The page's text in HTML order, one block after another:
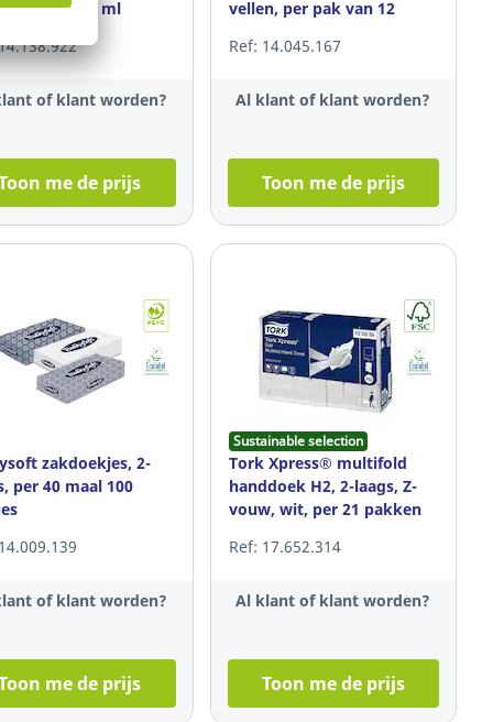
500 ml
of klant worden?
me de prijs
vellen, per pak van 12
Ref: 14.045.167
Al klant of klant worden?
Toon me de prijs
zakdoekjes, 2-
per 40 maal 100
of klant worden?
me de prijs
Sustainable selection
Tork Xpress® multifold
handdoek H2, 2-laags, Z-
vouw, wit, per 21 pakken
Ref: 17.652.314
Al klant of klant worden?
Toon me de prijs